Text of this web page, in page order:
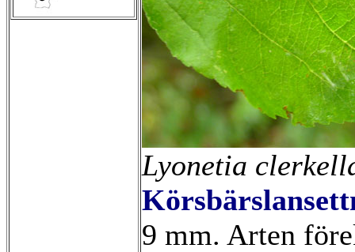
Lyonetia
9 mm. Arten